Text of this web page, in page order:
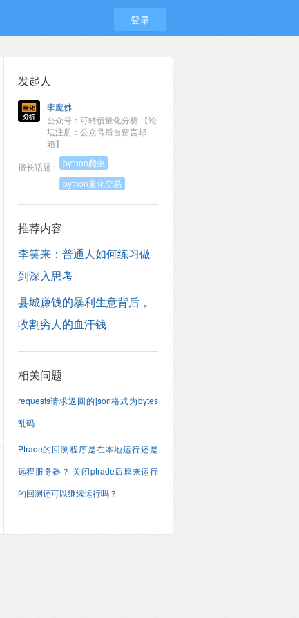
登录
发起人
李魔佛
公众号：可转债量化分析 【论
坛注册：公众号后台留言邮
箱】
擅长话题 :
python爬虫
python量化交易
推荐内容
李笑来：普通人如何练习做
到深入思考
县城赚钱的暴利生意背后，
收割穷人的血汗钱
相关问题
requests请求返回的json格式为bytes
乱码
Ptrade的回测程序是在本地运行还是
远程服务器？ 关闭ptrade后原来运行
的回测还可以继续运行吗？